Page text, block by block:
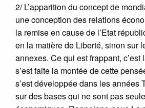
2/ L’apparition du concept de
une conception des relations
la remise en cause de l’Etat
en la matière de Liberté, sinon sur
annexes. Ce qui est frappant, c’est
s’est faite la montée de cette
s’est développée dans les années
sur des bases qui ne sont pas